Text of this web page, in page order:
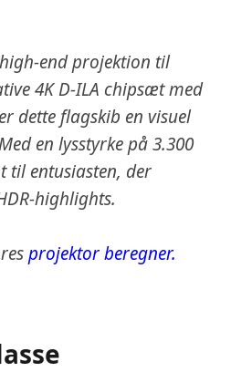
end projektion til
4K D-ILA chipsæt med
dette flagskib en visuel
en lysstyrke på 3.300
til entusiasten, der
highlights.
projektor beregner.